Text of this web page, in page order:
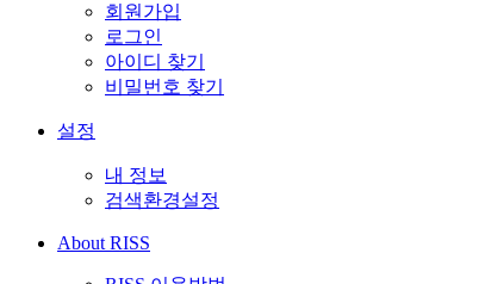
회원가입
로그인
아이디 찾기
비밀번호 찾기
설정
내 정보
검색환경설정
About RISS